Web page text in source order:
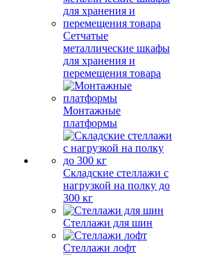
Сетчатые
металлические шкафы
для хранения и
перемещения товара
Монтажные
платформы
Складские стеллажи с
нагрузкой на полку до
300 кг
Стеллажи для шин
Стеллажи лофт